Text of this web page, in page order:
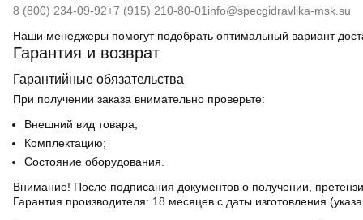
8 (800) 234-09-92+7 (915) 210-80-01info@specgidravlika-msk.su
Наши менеджеры помогут подобрать оптимальный вариант
Гарантия и возврат
Гарантийные обязательства
При получении заказа внимательно проверьте:
Внешний вид товара;
Комплектацию;
Состояние оборудования.
Внимание! После подписания документов о получении,
Гарантия производителя: 18 месяцев с даты изготовления